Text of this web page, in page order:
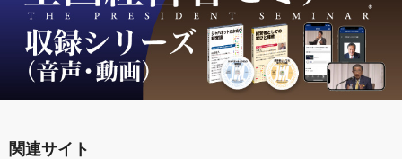
関連サイト